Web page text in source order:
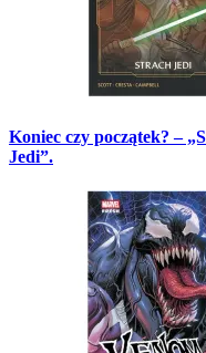
Koniec czy początek? –
Jedi”.